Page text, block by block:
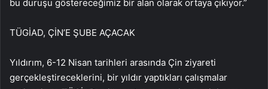
bu duruşu göstereceğimiz bir alan olarak ortaya çıkıyor.”
TÜGİAD, ÇİN’E ŞUBE AÇACAK
Yıldırım, 6-12 Nisan tarihleri arasında Çin ziyareti
gerçekleştireceklerini, bir yıldır yaptıkları çalışmalar